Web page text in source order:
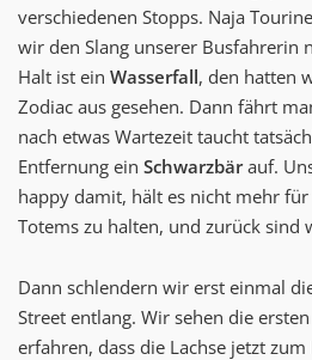
verschiedenen Stopps. Naja
wir den Slang unserer Busfahrerin
Halt ist ein Wasserfall, den hatten
Zodiac aus gesehen. Dann fährt
nach etwas Wartezeit taucht
Entfernung ein Schwarzbärauf.
happy damit, hält es nicht mehr
Totems zu halten, und zurück sind
Dann schlendern wir erst einmal
Street entlang. Wir sehen die
erfahren, dass die Lachse jetzt